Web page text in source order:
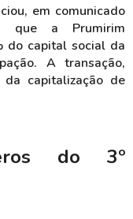
em comunicado
que a Prumirim
do capital social da
A transação,
capitalização de
do 3º